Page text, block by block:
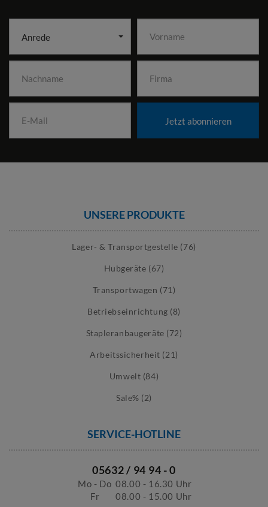
Anrede
Jetzt abonnieren
UNSERE PRODUKTE
Lager- & Transportgestelle (76)
Hubgeräte (67)
Transportwagen (71)
Betriebseinrichtung (8)
Stapleranbaugeräte (72)
Arbeitssicherheit (21)
Umwelt (84)
Sale% (2)
SERVICE-HOTLINE
05632 / 94 94 - 0
Mo - Do 08.00 - 16.30 Uhr
Fr
08.00 - 15.00 Uhr